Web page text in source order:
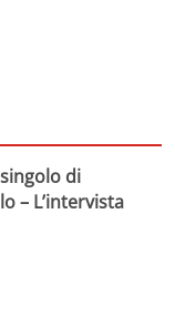
di
– L’intervista